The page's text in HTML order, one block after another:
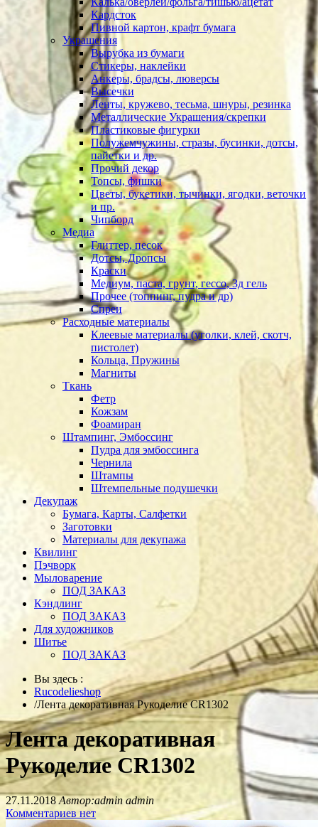
Кардсток
Пивной картон, крафт бумага
Украшения
Вырубка из бумаги
Стикеры, наклейки
Анкеры, брадсы, люверсы
Высечки
Ленты, кружево, тесьма, шнуры, резинка
Металлические Украшения/скрепки
Пластиковые фигурки
Полужемчужины, стразы, бусинки, дотсы,
пайетки и др.
Прочий декор
Топсы, фишки
Цветы, букетики, тычинки, ягодки, веточки
и пр.
Чипборд
Медиа
Глиттер, песок
Дотсы, Дропсы
Краски
Медиум, паста, грунт, гессо, 3д гель
Прочее (топпинг, пудра и др)
Спреи
Расходные материалы
Клеевые материалы (уголки, клей, скотч,
пистолет)
Кольца, Пружины
Магниты
Ткань
Фетр
Кожзам
Фоамиран
Штампинг, Эмбоссинг
Пудра для эмбоссинга
Чернила
Штампы
Штемпельные подушечки
Декупаж
Бумага, Карты, Салфетки
Заготовки
Материалы для декупажа
Квилинг
Пэчворк
Мыловарение
ПОД ЗАКАЗ
Кэндлинг
ПОД ЗАКАЗ
Для художников
Шитье
ПОД ЗАКАЗ
Вы здесь :
Rucodelieshop
/Лента декоративная Рукоделие CR1302
Лента декоративная
Рукоделие CR1302
27.11.2018 Автор:admin admin
Комментариев нет